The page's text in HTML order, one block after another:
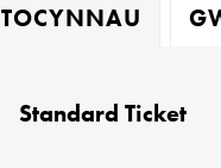
TOCYNNAU
Standard Ticket